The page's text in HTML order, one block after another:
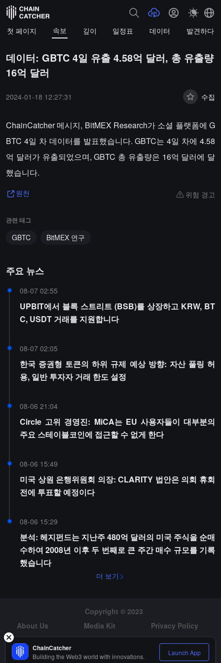
첫 페이지 속보 깊이 일정표 데이터 발견하다
데이터: GBTC 4일 유출 4.58억 달러, 총 유출량
16억 달러
2024-01-18 12:27:31 수집
ChainCatcher 메시지, BitMEX Research가 소셜 플랫폼에 G
BTC 4일 차 데이터를 발표했습니다. GBTC는 4일 차에 4.58
억 달러가 유출되었으며, GBTC 총 유출량은 16억 달러에 달
했습니다.
원천 위험 경고
관련 태그
GBTC BitMEX 연구
주요 뉴스
08-07 02:55
UPBIT에서 블록 스트리트 (BSB)를 상장하고 KRW, BT
C, USDT 거래를 지원합니다
08-07 02:05
한국 증권형 토큰의 하위 규제 예상 방향: 자산 풀링 허
용, 일반 투자자 거래 한도 설정
08-06 21:04
Circle 고위 경영진: MiCA는 EU 사용자들이 대부분의
주요 스테이블코인에 접근할 수 없게 한다
08-06 15:49
미국 상원 은행위원회 의장: CLARITY 법안은 의회 휴회
전에 투표할 예정이다
08-06 15:29
분석: 헤지펀드는 지난주 480억 달러의 미국 주식을 순매
수하여 2008년 이후 두 번째로 큰 주간 매수 규모를 기록
했습니다
더 보기
Copyright © 2023
About Us
Media Kit
Privacy Policy
Risk Warning
Hiring
ChainCatcher
Building the Web3 world with innovations. Launch App